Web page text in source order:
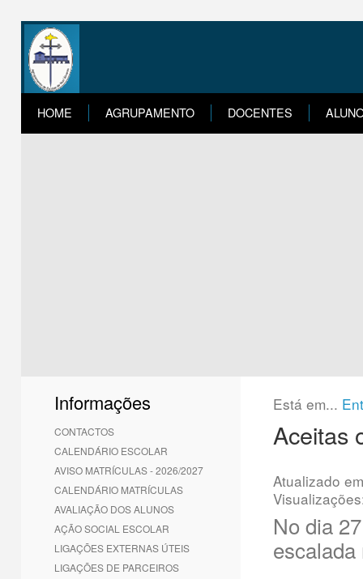
HOME AGRUPAMENTO DOCENTES
Informações
CONTACTOS
CALENDÁRIO ESCOLAR
AVISO MATRÍCULAS - 2026/2027
CALENDÁRIO MATRÍCULAS
AVALIAÇÃO DOS ALUNOS
AÇÃO SOCIAL ESCOLAR
LIGAÇÕES EXTERNAS ÚTEIS
LIGAÇÕES DE PARCEIROS
Está em...
Aceitas
Atualizado
No dia